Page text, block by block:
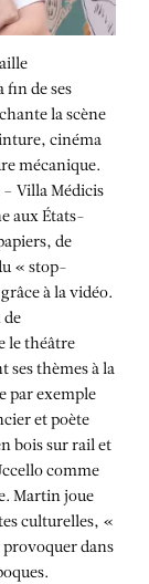
fin de ses
la scène
cinéma
mécanique.
– Villa Médicis
aux États-
de
« stop-
à la vidéo.
de
le théâtre
ses thèmes à la
par exemple
et poète
bois sur rail et
comme
Martin joue
culturelles, «
dans